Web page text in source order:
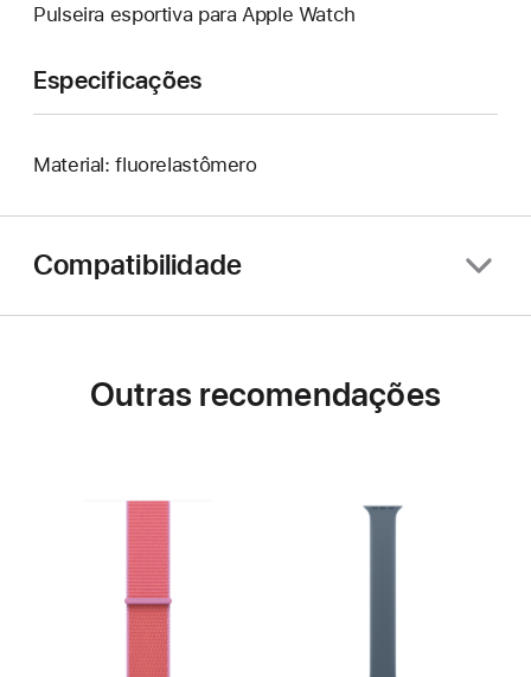
Pulseira esportiva para Apple Watch
Especificações
Material: fluorelastômero
Compatibilidade
Outras recomendações